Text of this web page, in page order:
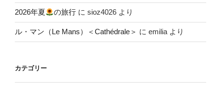
2026年夏 の旅行 にsioz4026 より
ル・マン（Le Mans）＜Cathédrale＞ に emilia より
カテゴリー